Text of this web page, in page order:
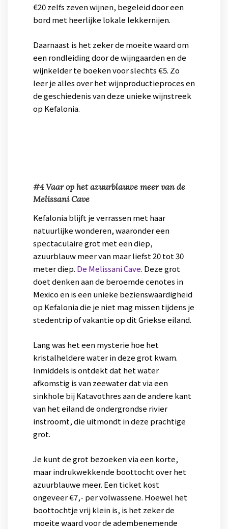
€20 zelfs zeven wijnen, begeleid door een
bord met heerlijke lokale lekkernijen.
Daarnaast is het zeker de moeite waard om
een rondleiding door de wijngaarden en de
wijnkelder te boeken voor slechts €5. Zo
leer je alles over het wijnproductieproces en
de geschiedenis van deze unieke wijnstreek
op Kefalonia.
#4 Vaar op het azuurblauwe meer van de
Melissani Cave
Kefalonia blijft je verrassen met haar
natuurlijke wonderen, waaronder een
spectaculaire grot met een diep,
azuurblauw meer van maar liefst 20 tot 30
meter diep. De Melissani Cave. Deze grot
doet denken aan de beroemde cenotes in
Mexico en is een unieke bezienswaardigheid
op Kefalonia die je niet mag missen tijdens je
stedentrip of vakantie op dit Griekse eiland.
Lang was het een mysterie hoe het
kristalheldere water in deze grot kwam.
Inmiddels is ontdekt dat het water
afkomstig is van zeewater dat via een
sinkhole bij Katavothres aan de andere kant
van het eiland de ondergrondse rivier
instroomt, die uitmondt in deze prachtige
grot.
Je kunt de grot bezoeken via een korte,
maar indrukwekkende boottocht over het
azuurblauwe meer. Een ticket kost
ongeveer €7,- per volwassene. Hoewel het
boottochtje vrij klein is, is het zeker de
moeite waard voor de adembenemende